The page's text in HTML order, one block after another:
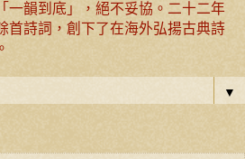
一韻到底」，絕不妥協。二十二年
首詩詞，創下了在海外弘揚古典詩
▼